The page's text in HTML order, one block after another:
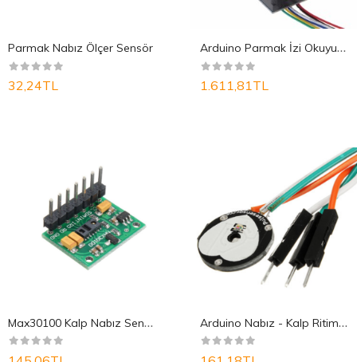
Parmak Nabız Ölçer Sensör
32,24TL
M
ax30100 Kalp Nabız Sensörü
A
rduino Parmak İzi Okuyucu Fingerprint
1.611,81TL
A
rduino Nabız - Kalp Ritim Sensörü - Hearth Pul..